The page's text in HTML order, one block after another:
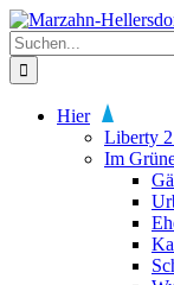
Zum
Inhalt
springen
Suche
nach:
Hier
Liberty 2
Im